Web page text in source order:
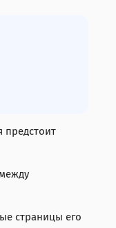
предстоит
страницы его